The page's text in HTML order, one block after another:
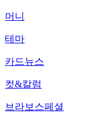
머니
테마
카드뉴스
컷&칼럼
브라보스페셜